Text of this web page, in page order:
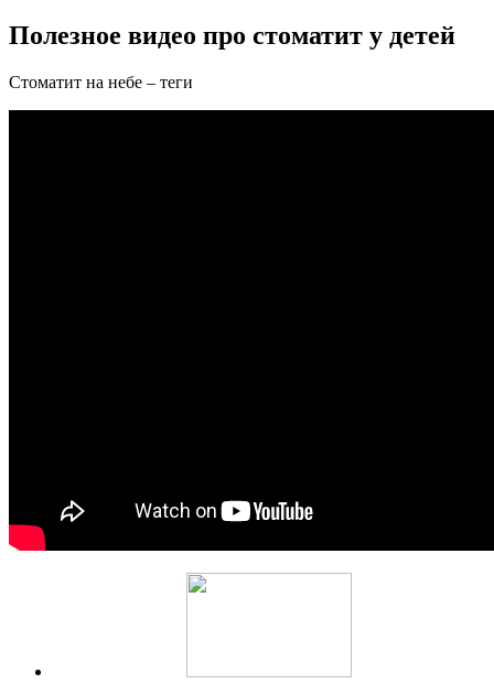
Полезное видео про стоматит у детей
Стоматит на небе – теги